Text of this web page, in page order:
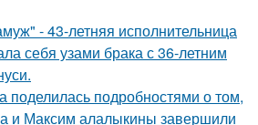
- 43-летняя исполнительница
себя узами брака с 36-летним
поделилась подробностями о том,
и Максим алалыкины завершили